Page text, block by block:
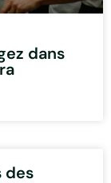
dans
des